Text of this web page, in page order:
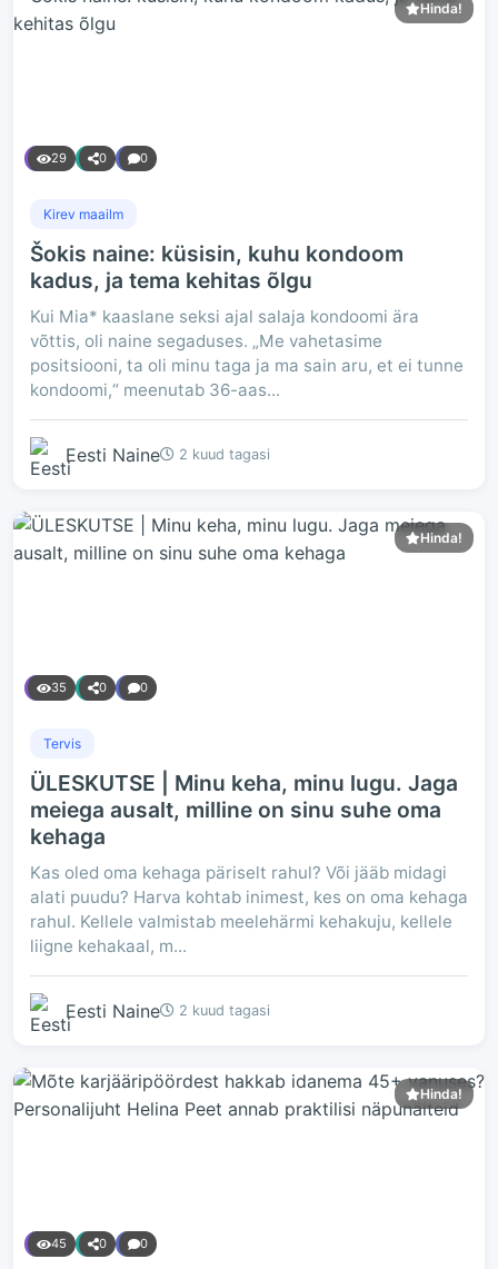
Hinda!
29 0 0
Kirev maailm
Šokis naine: küsisin, kuhu kondoom
kadus, ja tema kehitas õlgu
Kui Mia* kaaslane seksi ajal salaja kondoomi ära
võttis, oli naine segaduses. „Me vahetasime
positsiooni, ta oli minu taga ja ma sain aru, et ei tunne
kondoomi,“ meenutab 36-aas...
Eesti Naine 2 kuud tagasi
Hinda!
35 0 0
Tervis
ÜLESKUTSE | Minu keha, minu lugu. Jaga
meiega ausalt, milline on sinu suhe oma
kehaga
Kas oled oma kehaga päriselt rahul? Või jääb midagi
alati puudu? Harva kohtab inimest, kes on oma kehaga
rahul. Kellele valmistab meelehärmi kehakuju, kellele
liigne kehakaal, m...
Eesti Naine 2 kuud tagasi
Hinda!
45 0 0